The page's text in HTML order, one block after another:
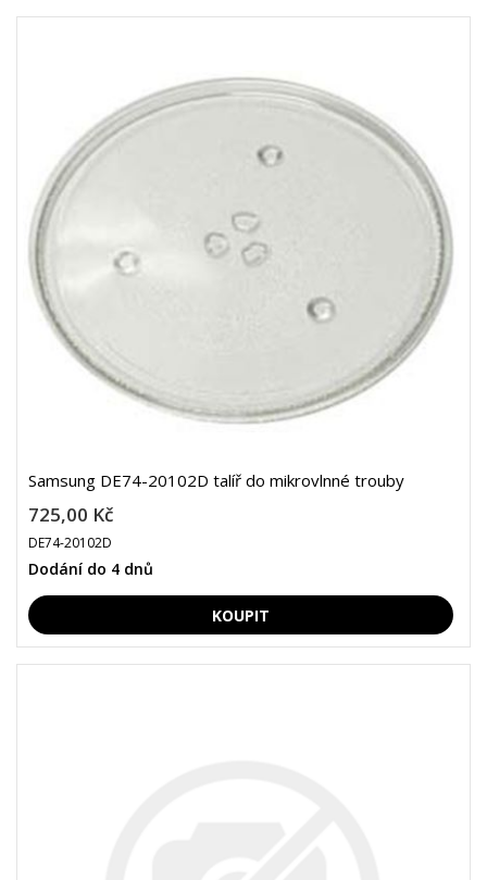
Samsung DE74-20102D talíř do mikrovlnné trouby
725,00 Kč
DE74-20102D
Dodání do 4 dnů